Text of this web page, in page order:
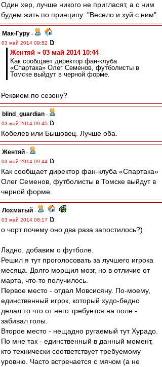
Один хер, лучше никого не пригласят, а с ним
будем жить по принципу: "Весело и хуй с ним".
Мак-Гуру -
03 май 2014 09:52
Жентяй » 03 май 2014 10:44
Как сообщает директор фан-клуба
«Спартака» Олег Семенов, футболисты в
Томске выйдут в черной форме.
Реквием по сезону?
blind_guardian -
03 май 2014 09:45
Кобелев или Бышовец. Лучше оба.
Жентяй -
03 май 2014 09:44
Как сообщает директор фан-клуба «Спартака»
Олег Семенов, футболисты в Томске выйдут в
черной форме.
Лохматый -
03 май 2014 08:17
о чорт почему оно два раза запостилось?)
Ладно. добавим о футболе.
Решил я тут проголосовать за лучшего игрока
месяца. Долго морщил мозг, но в отличие от
марта, что-то получилось.
Первое место - отдал Мовсисяну. По-моему,
единственный игрок, который худо-бедно
делал то что от него требуется на поле -
забивал голы.
Второе место - нещадно ругаемый тут Хурадо.
По мне так - единственный в данный момент,
кто технически соответствует требуемому
уровню. Часто встречается с мячом (а не